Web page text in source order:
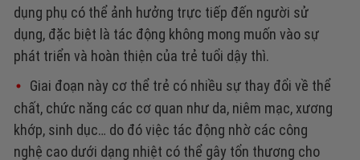
dụng phụ có thể ảnh hưởng trực tiếp đến người sử
dụng, đặc biệt là tác động không mong muốn vào sự
phát triển và hoàn thiện của trẻ tuổi dậy thì.
Giai đoạn này cơ thể trẻ có nhiều sự thay đổi về thể
chất, chức năng các cơ quan như da, niêm mạc, xương
khớp, sinh dục… do đó việc tác động nhờ các công
nghệ cao dưới dạng nhiệt có thể gây tổn thương cho